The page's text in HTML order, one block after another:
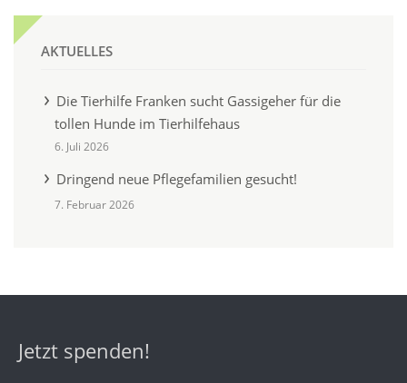
AKTUELLES
Die Tierhilfe Franken sucht Gassigeher für die
tollen Hunde im Tierhilfehaus
6. Juli 2026
Dringend neue Pflegefamilien gesucht!
7. Februar 2026
Jetzt spenden!